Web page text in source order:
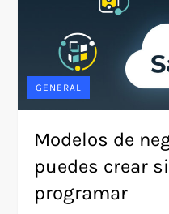
GENERAL
Modelos de
puedes crear
programar